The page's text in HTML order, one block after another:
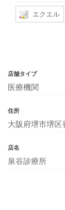
エクエル
店舗タイプ
医療機関
住所
大阪府堺市堺区
店名
泉谷診療所